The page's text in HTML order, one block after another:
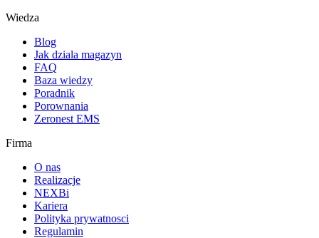
Wiedza
Blog
Jak dziala magazyn
FAQ
Baza wiedzy
Poradnik
Porownania
Zeronest EMS
Firma
O nas
Realizacje
NEXBi
Kariera
Polityka prywatnosci
Regulamin